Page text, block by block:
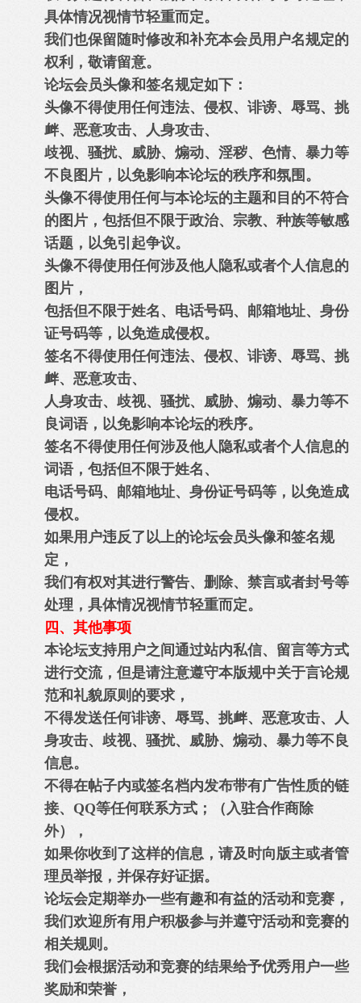
具体情况视情节轻重而定。
我们也保留随时修改和补充本会员用户名规定的
权利，敬请留意。
论坛会员头像和签名规定如下：
头像不得使用任何违法、侵权、诽谤、辱骂、挑
衅、恶意攻击、人身攻击、
歧视、骚扰、威胁、煽动、淫秽、色情、暴力等
不良图片，以免影响本论坛的秩序和氛围。
头像不得使用任何与本论坛的主题和目的不符合
的图片，包括但不限于政治、宗教、种族等敏感
话题，以免引起争议。
头像不得使用任何涉及他人隐私或者个人信息的
图片，
包括但不限于姓名、电话号码、邮箱地址、身份
证号码等，以免造成侵权。
签名不得使用任何违法、侵权、诽谤、辱骂、挑
衅、恶意攻击、
人身攻击、歧视、骚扰、威胁、煽动、暴力等不
良词语，以免影响本论坛的秩序。
签名不得使用任何涉及他人隐私或者个人信息的
词语，包括但不限于姓名、
电话号码、邮箱地址、身份证号码等，以免造成
侵权。
如果用户违反了以上的论坛会员头像和签名规
定，
我们有权对其进行警告、删除、禁言或者封号等
处理，具体情况视情节轻重而定。
四、其他事项
本论坛支持用户之间通过站内私信、留言等方式
进行交流，但是请注意遵守本版规中关于言论规
范和礼貌原则的要求，
不得发送任何诽谤、辱骂、挑衅、恶意攻击、人
身攻击、歧视、骚扰、威胁、煽动、暴力等不良
信息。
不得在帖子内或签名档内发布带有广告性质的链
接、QQ等任何联系方式；（入驻合作商除
外），
如果你收到了这样的信息，请及时向版主或者管
理员举报，并保存好证据。
论坛会定期举办一些有趣和有益的活动和竞赛，
我们欢迎所有用户积极参与并遵守活动和竞赛的
相关规则。
我们会根据活动和竞赛的结果给予优秀用户一些
奖励和荣誉，